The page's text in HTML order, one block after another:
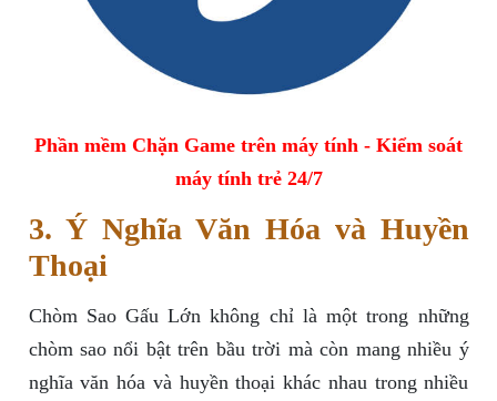
Phần mềm Chặn Game trên máy tính - Kiểm soát
máy tính trẻ 24/7
3. Ý Nghĩa Văn Hóa và Huyền
Thoại
Chòm Sao Gấu Lớn không chỉ là một trong những
chòm sao nổi bật trên bầu trời mà còn mang nhiều ý
nghĩa văn hóa và huyền thoại khác nhau trong nhiều